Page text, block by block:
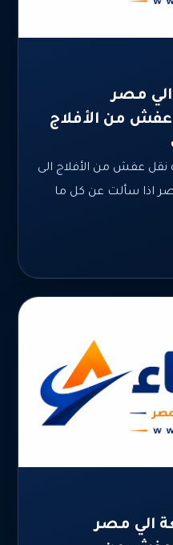
مصر
نقل عفش من الأفلاج
عفش من الأفلاج الى
اذا سألت عن كل ما
الي مصر